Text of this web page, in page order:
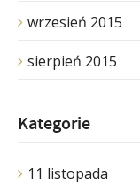
wrzesień 2015
sierpień 2015
Kategorie
11 listopada